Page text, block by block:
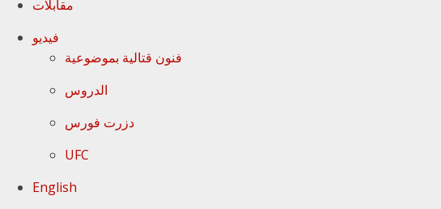
مقابلات
فيديو
فنون قتالية بموضوعية
الدروس
دزرت فورس
UFC
English